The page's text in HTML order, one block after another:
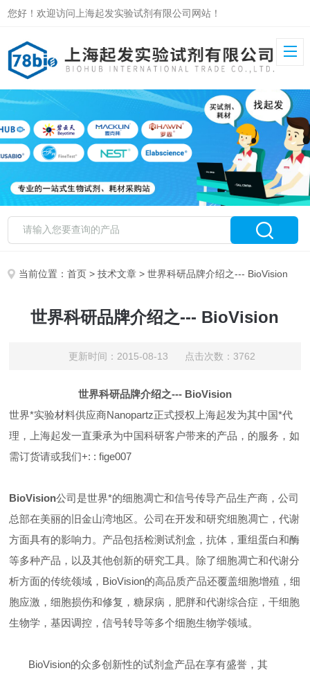
您好！欢迎访问上海起发实验试剂有限公司网站！
当前位置：首页 >技术文章 > 世界科研品牌介绍之--- BioVision
世界科研品牌介绍之--- BioVision
更新时间：2015-08-13 点击次数：3762
世界科研品牌介绍之--- BioVision
世界*实验材料供应商Nanopartz正式授权上海起发为其中国*代
理，上海起发一直秉承为中国科研客户带来的产品，的服务，如
需订货请或我们+: : fige007
BioVision公司是世界*的细胞凋亡和信号传导产品生产商，公司
总部在美丽的旧金山湾地区。公司在开发和研究细胞凋亡，代谢
方面具有的影响力。产品包括检测试剂盒，抗体，重组蛋白和酶
等多种产品，以及其他创新的研究工具。除了细胞凋亡和代谢分
析方面的传统领域，BioVision的高品质产品还覆盖细胞增殖，细
胞应激，细胞损伤和修复，糖尿病，肥胖和代谢综合症，干细胞
生物学，基因调控，信号转导等多个细胞生物学领域。
BioVision的众多创新性的试剂盒产品在享有盛誉，其